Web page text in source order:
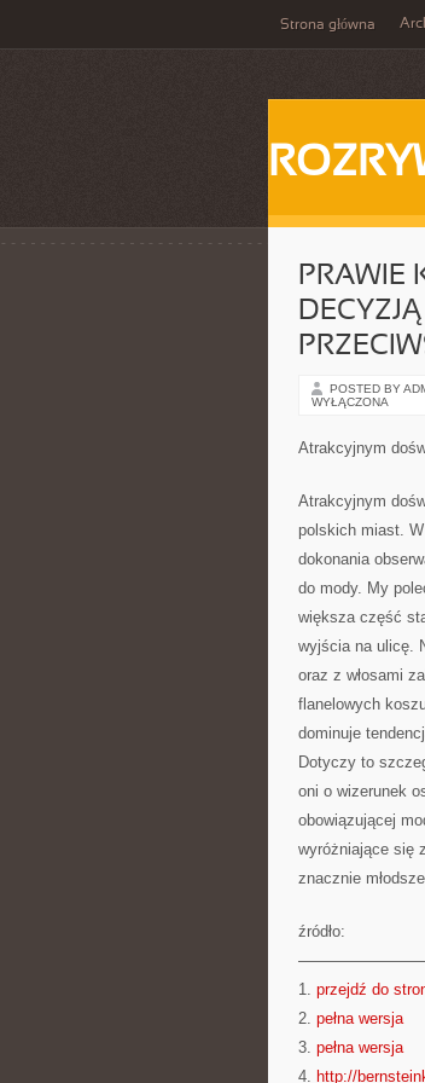
Strona główna
PRAWIE
POSTED BY
WYŁĄCZONA
Atrakcyjnym
Atrakcyjnym
polskich miast.
dokonania
do mody. My
większa część
wyjścia na ulicę.
oraz z włosami
flanelowych
dominuje
Dotyczy to
oni o wizerunek
obowiązującej
wyróżniające się
znacznie
źródło:
1. przejdź do
2. pełna wersja
3. pełna wersja
4. http://